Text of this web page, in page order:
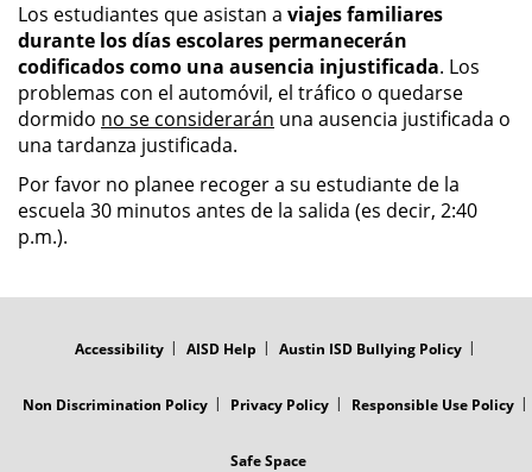
Los estudiantes que asistan a viajes familiares
durante los días escolares permanecerán
codificados como una ausencia injustificada. Los
problemas con el automóvil, el tráfico o quedarse
dormido no se considerarán una ausencia justificada o
una tardanza justificada.
Por favor no planee recoger a su estudiante de la
escuela 30 minutos antes de la salida (es decir, 2:40
p.m.).
Accessibility AISD Help Austin ISD Bullying Policy
Non Discrimination Policy Privacy Policy Responsible Use Policy
Safe Space